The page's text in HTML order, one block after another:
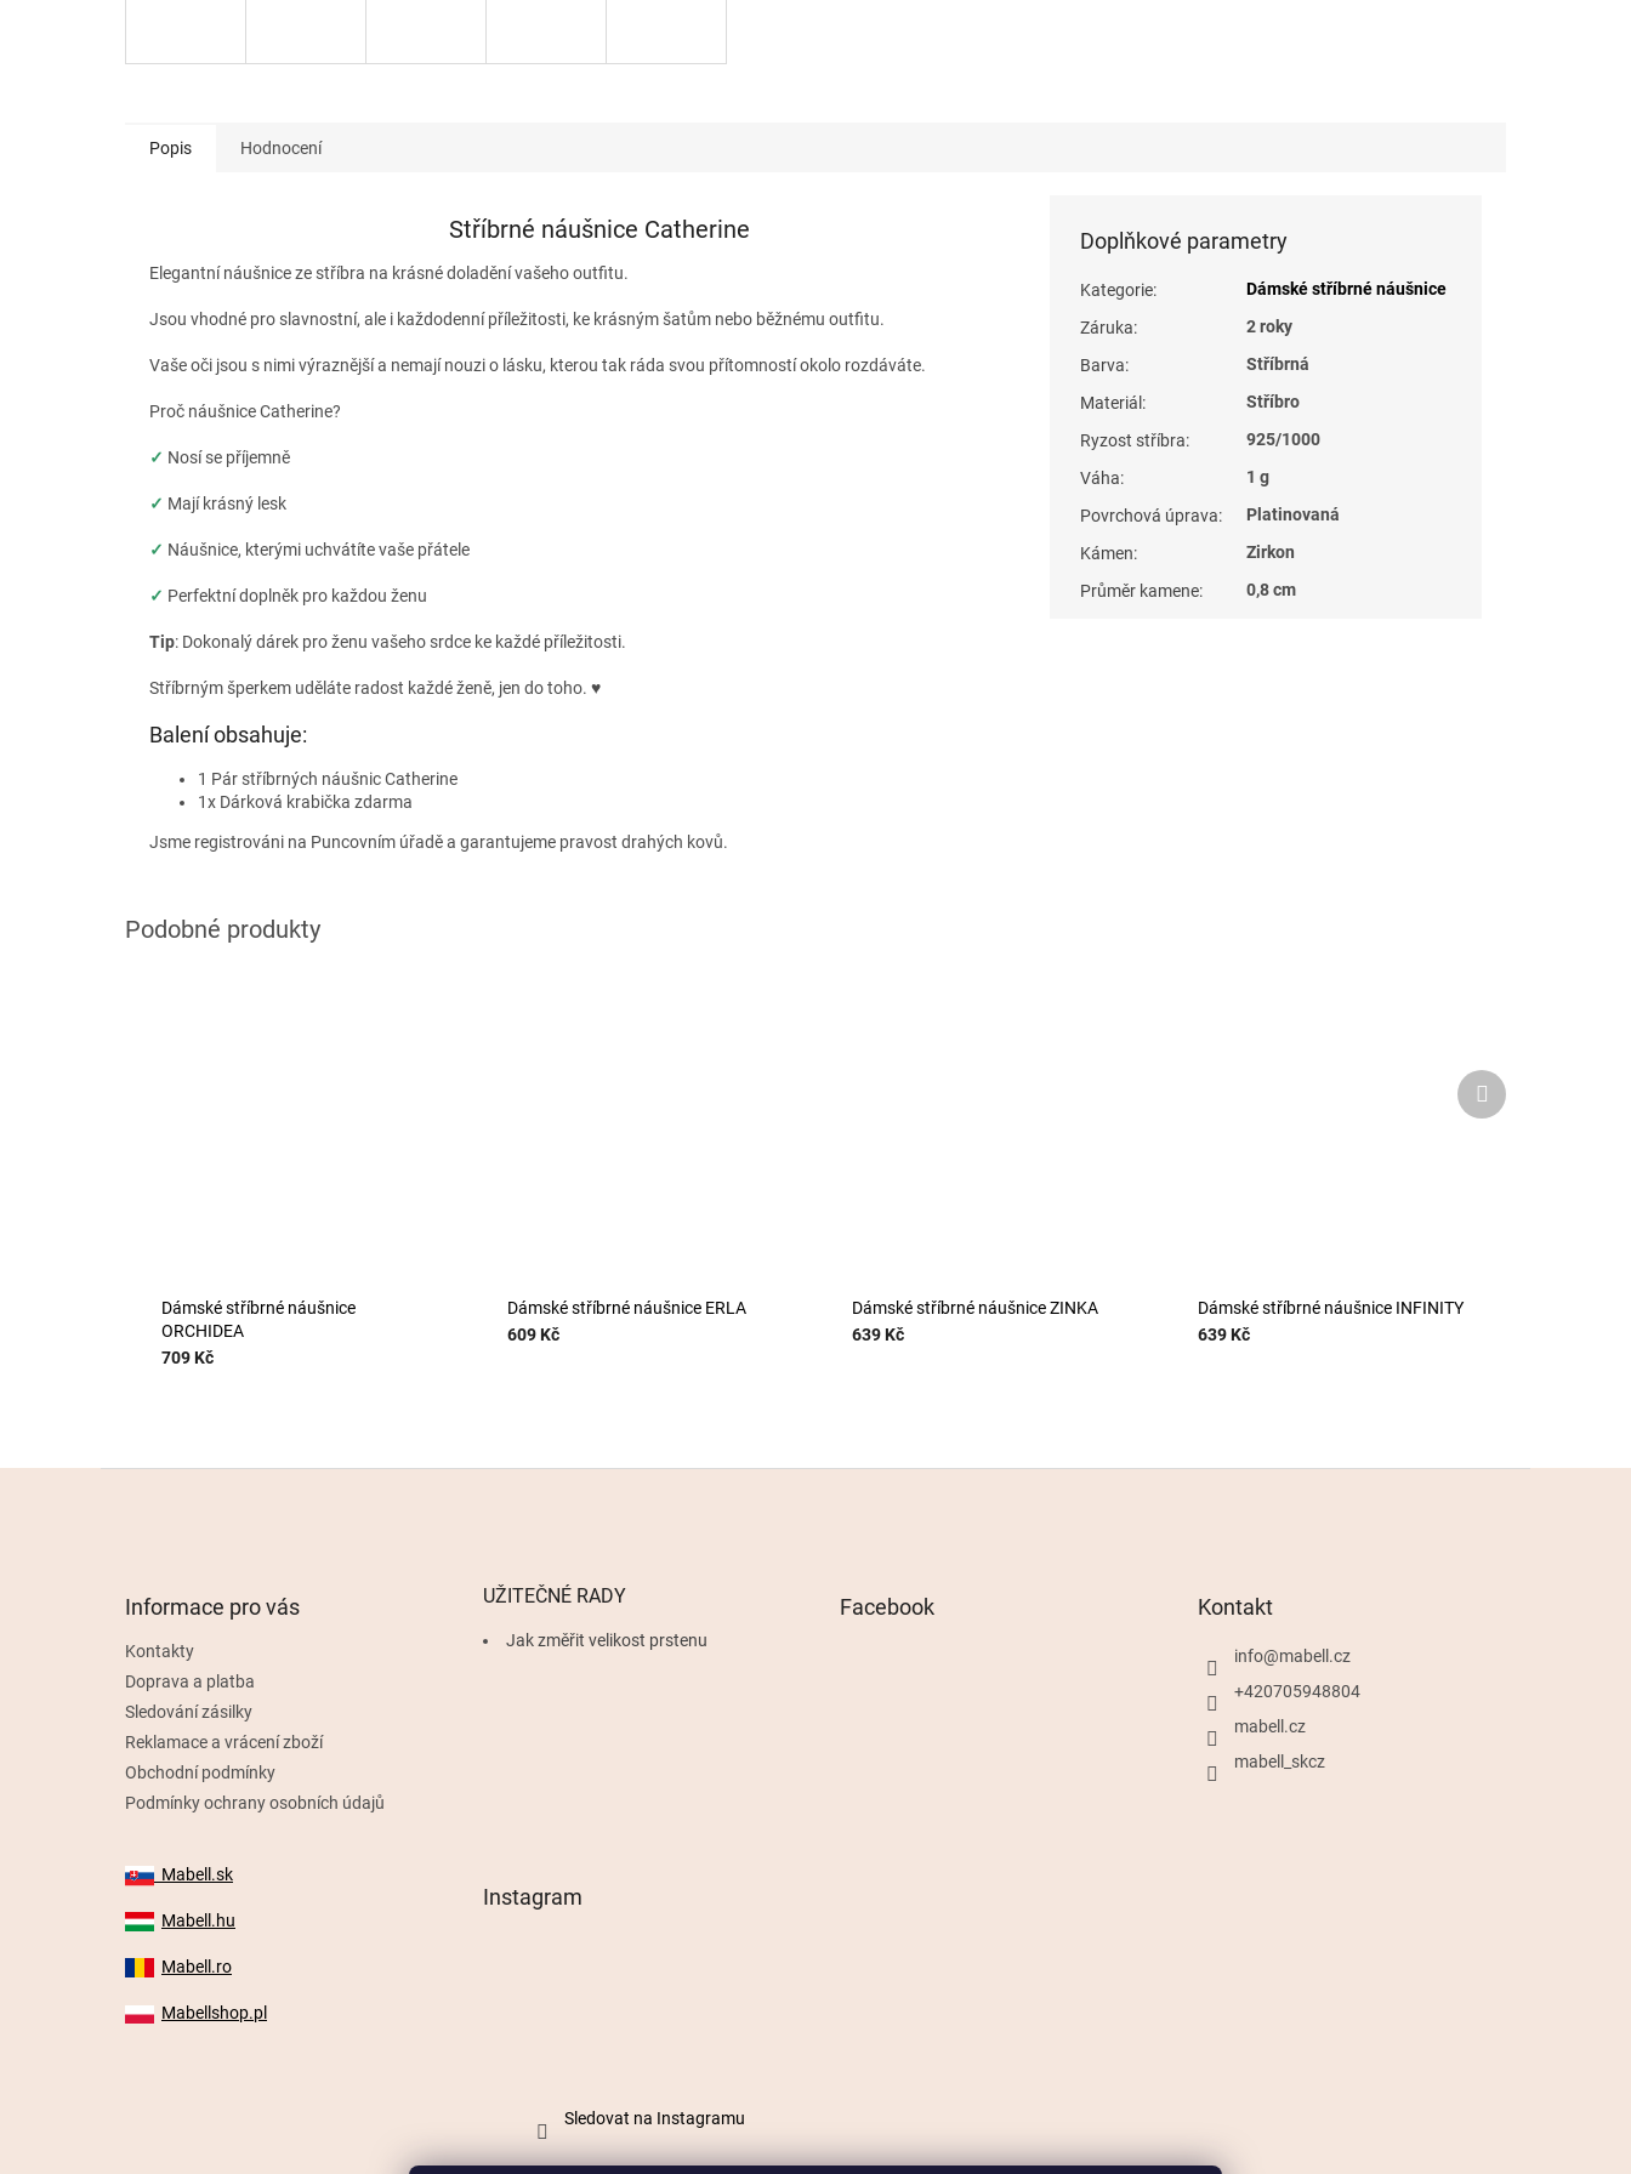
Popis Hodnocení
Stříbrné náušnice Catherine
Elegantní náušnice ze stříbra na krásné doladění vašeho outfitu.
Jsou vhodné pro slavnostní, ale i každodenní příležitosti, ke krásným šatům nebo běžnému outfitu.
Vaše oči jsou s nimi výraznější a nemají nouzi o lásku, kterou tak ráda svou přítomností okolo rozdáváte.
Proč náušnice Catherine?
✓ Nosí se příjemně
✓ Mají krásný lesk
✓ Náušnice, kterými uchvátíte vaše přátele
✓ Perfektní doplněk pro každou ženu
Tip: Dokonalý dárek pro ženu vašeho srdce ke každé příležitosti.
Stříbrným šperkem uděláte radost každé ženě, jen do toho. ♥
Balení obsahuje:
1 Pár stříbrných náušnic Catherine
1x Dárková krabička zdarma
Jsme registrováni na Puncovním úřadě a garantujeme pravost drahých kovů.
Doplňkové parametry
Kategorie:
Dámské stříbrné náušnice
Záruka:
2 roky
Barva:
Stříbrná
Materiál :
Stříbro
Ryzost stříbra:
925/1000
Váha:
1 g
Povrchová úprava:
Platinovaná
Kámen:
Zirkon
Průměr kamene: 0,8 cm
Dámské stříbrné náušnice
ORCHIDEA
709 Kč
Dámské stříbrné náušnice ERLA
609 Kč
Dámské stříbrné náušnice ZINKA
639 Kč
Dámské stříbrné náušnice INFINITY
639 Kč
Další
produkt
Informace pro vás
Kontakty
Doprava a platba
Sledování zásilky
Reklamace a vrácení zboží
Obchodní podmínky
Podmínky ochrany osobních údajů
UŽITEČNÉ RADY
Jak změřit velikost prstenu
Facebook Kontakt
info@mabell.cz
+420705948804
mabell.cz
mabell_skcz
Mabell.sk
Mabell.hu
Mabell.ro
Mabellshop.pl
Instagram
Sledovat na Instagramu